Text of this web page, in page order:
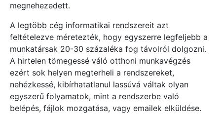
megnehezedett.
A legtöbb cég informatikai rendszereit azt
feltételezve méretezték, hogy egyszerre legfeljebb a
munkatársak 20-30 százaléka fog távolról dolgozni.
A hirtelen tömegessé váló otthoni munkavégzés
ezért sok helyen megterheli a rendszereket,
nehézkessé, kibírhatatlanul lassúvá váltak olyan
egyszerű folyamatok, mint a rendszerbe való
belépés, fájlok mozgatása, vagy emailek elküldése.